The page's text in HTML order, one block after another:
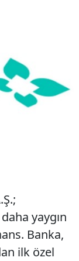
yaygın
Banka,
ilk özel